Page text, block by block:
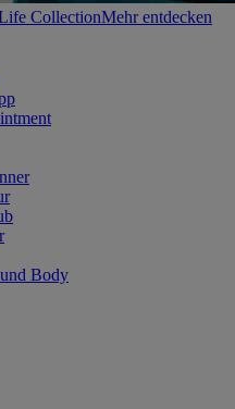
CollectionMehr entdecken
Body